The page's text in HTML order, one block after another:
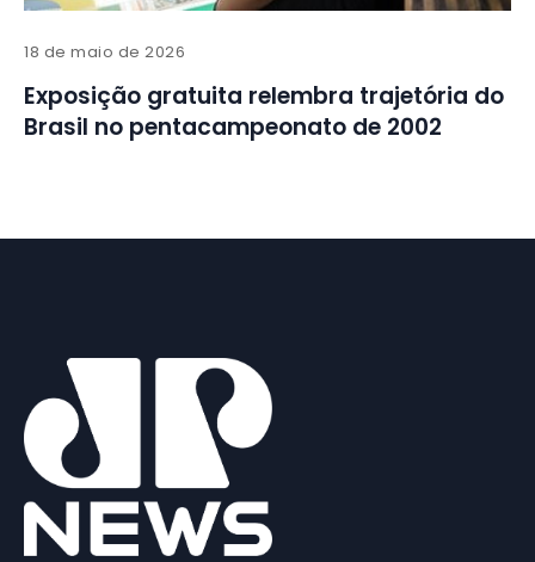
18 de maio de 2026
Exposição gratuita relembra trajetória do
Brasil no pentacampeonato de 2002